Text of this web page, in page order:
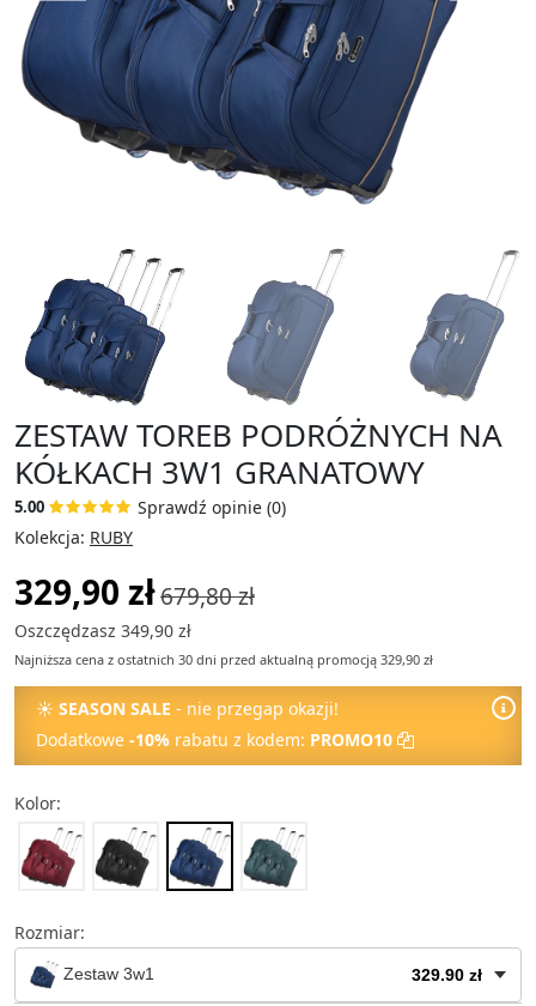
ZESTAW TOREB PODRÓŻNYCH NA
KÓŁKACH 3W1 GRANATOWY
5.00
Sprawdź opinie (0)
Kolekcja: RUBY
329,90 zł679,80 zł
Oszczędzasz 349,90 zł
Najniższa cena z ostatnich 30 dni przed aktualną promocją 329,90 zł
☀ SEASON SALE - nie przegap okazji!
Dodatkowe -10% rabatu z kodem: PROMO10
Kolor:
Rozmiar:
Zestaw 3w1 329.90 zł